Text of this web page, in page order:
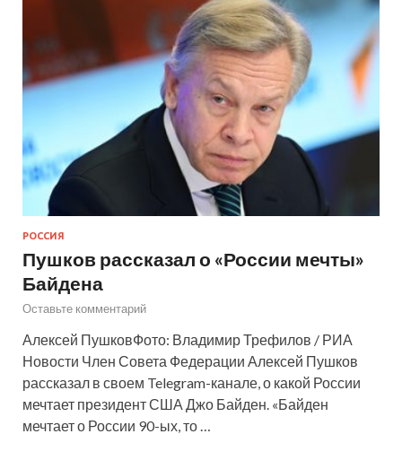
РОССИЯ
Пушков рассказал о «России мечты»
Байдена
Оставьте комментарий
Алексей ПушковФото: Владимир Трефилов / РИА
Новости Член Совета Федерации Алексей Пушков
рассказал в своем Telegram-канале, о какой России
мечтает президент США Джо Байден. «Байден
мечтает о России 90-ых, то …